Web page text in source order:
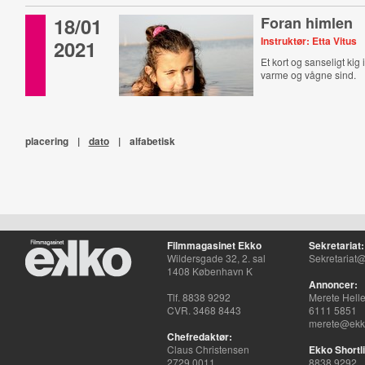
18/01
2021
Foran himlen
Instruktør: Etta Vitus
Et kort og sanseligt kig
varme og vågne sind.
placering | dato | alfabetisk
Filmmagasinet Ekko
Wildersgade 32, 2. sal
1408 København K
Tlf. 8838 9292
CVR. 3468 8443
Chefredaktør:
Claus Christensen
2729 0011
Sekretariat:
Annoncer:
Merete
6111 5851
Ekko
8838 9292